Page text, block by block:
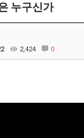
누구신가
2,424 0